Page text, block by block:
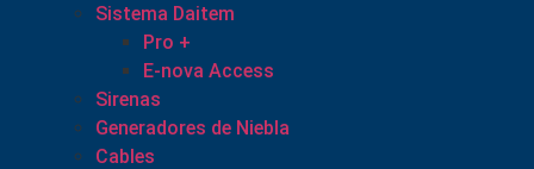
Sistema Daitem
Pro +
E-nova Access
Sirenas
Generadores de Niebla
Cables